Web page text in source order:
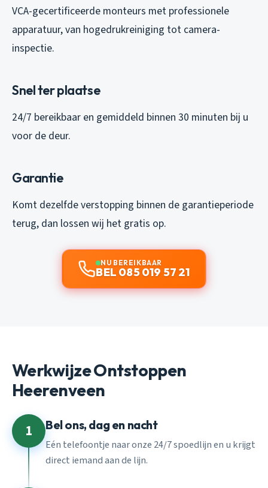
VCA-gecertificeerde monteurs met professionele
apparatuur, van hogedrukreiniging tot camera-
inspectie.
Snel ter plaatse
24/7 bereikbaar en gemiddeld binnen 30 minuten bij u
voor de deur.
Garantie
Komt dezelfde verstopping binnen de garantieperiode
terug, dan lossen wij het gratis op.
NU BEREIKBAAR
BEL 085 019 57 21
Werkwijze Ontstoppen
Heerenveen
1 Bel ons, dag en nacht
Eén telefoontje naar onze 24/7 spoedlijn en u krijgt
direct iemand aan de lijn.